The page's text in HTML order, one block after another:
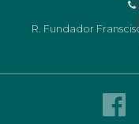
R. Fundador